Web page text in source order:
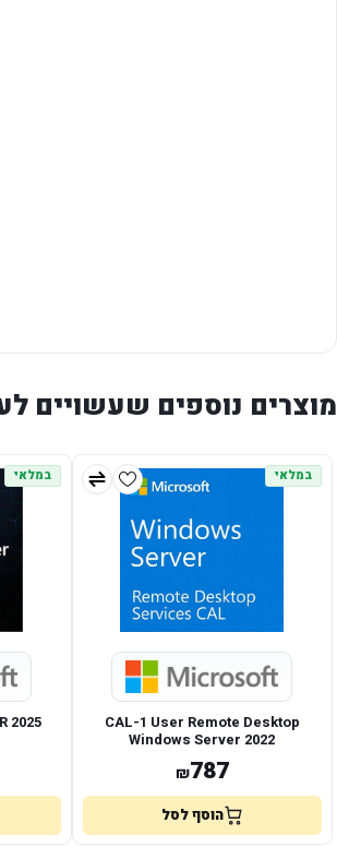
מוצרים נוספים שעשויים
במלאי
CAL-1 User Remote Desktop
Windows Server 2022
₪787
הוסף לסל
במלאי
2025